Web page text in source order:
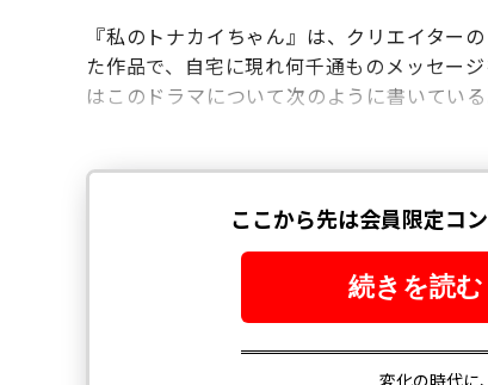
『私のトナカイちゃん』は、クリエイター
た作品で、自宅に現れ何千通ものメッセー
はこのドラマについて次のように書いている